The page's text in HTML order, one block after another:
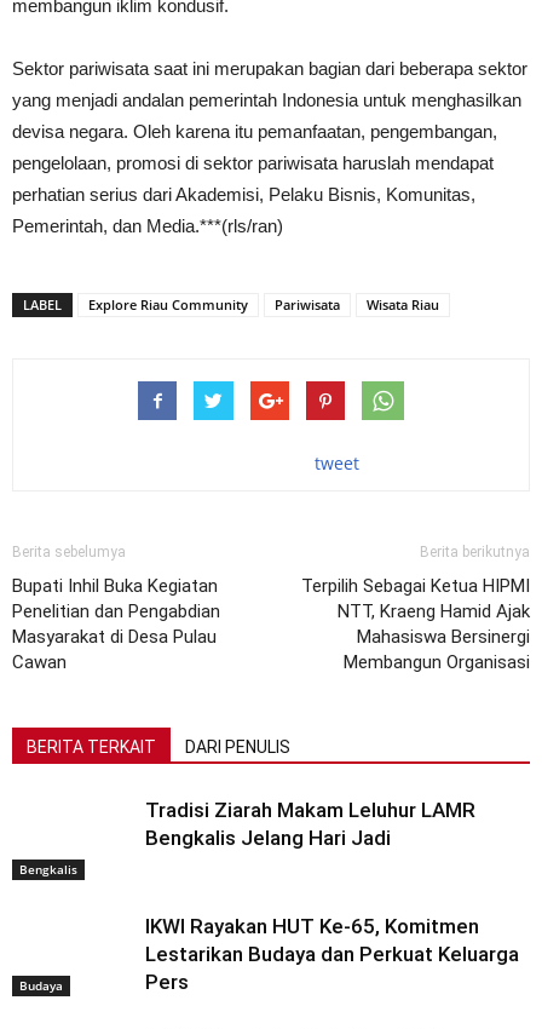
membangun iklim kondusif.
Sektor pariwisata saat ini merupakan bagian dari beberapa sektor
yang menjadi andalan pemerintah Indonesia untuk menghasilkan
devisa negara. Oleh karena itu pemanfaatan, pengembangan,
pengelolaan, promosi di sektor pariwisata haruslah mendapat
perhatian serius dari Akademisi, Pelaku Bisnis, Komunitas,
Pemerintah, dan Media.***(rls/ran)
LABEL Explore Riau Community Pariwisata Wisata Riau
tweet
Berita sebelumya
Bupati Inhil Buka Kegiatan
Penelitian dan Pengabdian
Masyarakat di Desa Pulau
Cawan
Berita berikutnya
Terpilih Sebagai Ketua HIPMI
NTT, Kraeng Hamid Ajak
Mahasiswa Bersinergi
Membangun Organisasi
BERITA TERKAIT DARI PENULIS
Bengkalis
Tradisi Ziarah Makam Leluhur LAMR
Bengkalis Jelang Hari Jadi
Budaya
IKWI Rayakan HUT Ke-65, Komitmen
Lestarikan Budaya dan Perkuat Keluarga
Pers